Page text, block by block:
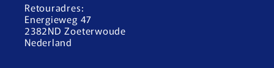
Retouradres:
Energieweg 47
2382ND Zoeterwoude
Nederland